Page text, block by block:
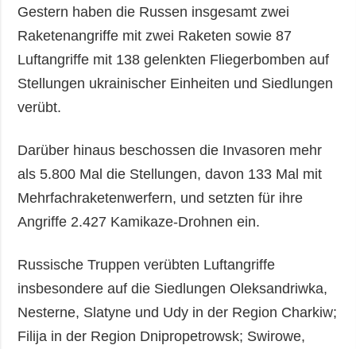
Gestern haben die Russen insgesamt zwei
Raketenangriffe mit zwei Raketen sowie 87
Luftangriffe mit 138 gelenkten Fliegerbomben auf
Stellungen ukrainischer Einheiten und Siedlungen
verübt.
Darüber hinaus beschossen die Invasoren mehr
als 5.800 Mal die Stellungen, davon 133 Mal mit
Mehrfachraketenwerfern, und setzten für ihre
Angriffe 2.427 Kamikaze-Drohnen ein.
Russische Truppen verübten Luftangriffe
insbesondere auf die Siedlungen Oleksandriwka,
Nesterne, Slatyne und Udy in der Region Charkiw;
Filija in der Region Dnipropetrowsk; Swirowe,